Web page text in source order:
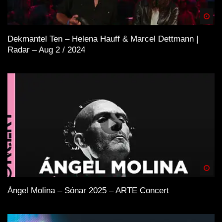
Dekmantel Ten – Helena Hauff & Marcel Dettmann |
Radar – Aug 2 / 2024
Ángel Molina – Sónar 2025 – ARTE Concert